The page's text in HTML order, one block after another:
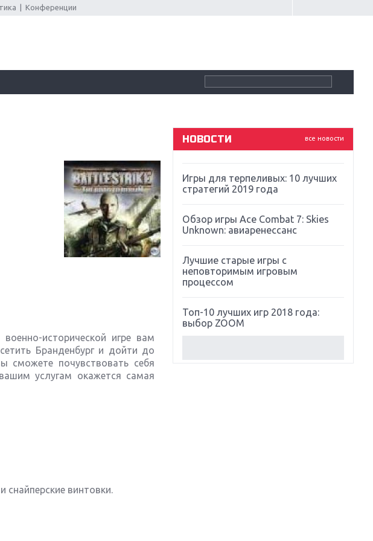
Конференции
исторической игре вам
Бранденбург и дойти до
сможете почувствовать себя
услугам окажется самая
винтовки.
все новости
НОВОСТИ
Souls
Far Cry 5: хвалить нельзя ругать
Игры для терпеливых: 10 лучших
стратегий 2019 года
Обзор игры Ace Combat 7: Skies
Unknown: авиаренессанс
Лучшие старые игры с
неповторимым игровым
процессом
Топ-10 лучших игр 2018 года:
выбор ZOOM